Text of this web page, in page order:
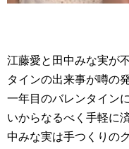
江藤愛と田中みな実が
タインの出来事が噂の
一年目のバレンタイン
いからなるべく手軽に
中みな実は手つくりの